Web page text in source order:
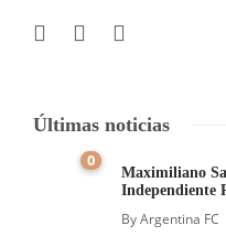
Últimas noticias
0
Maximiliano
Independiente
ByArgentina FC